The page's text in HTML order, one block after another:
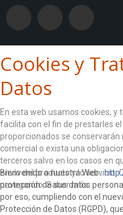
Cookies y
Datos
En esta web usamos cookies,
facilita con el fin de prestarles
proporcionados se
comercial o exista una
terceros salvo en los casos en
envío del producto y/o servicio.
navegando.Saber más
ACEPTO
Bienvenido a nuestra Web :
protección de sus datos
por eso, cumpliendo con el
Protección de Datos (RGPD),